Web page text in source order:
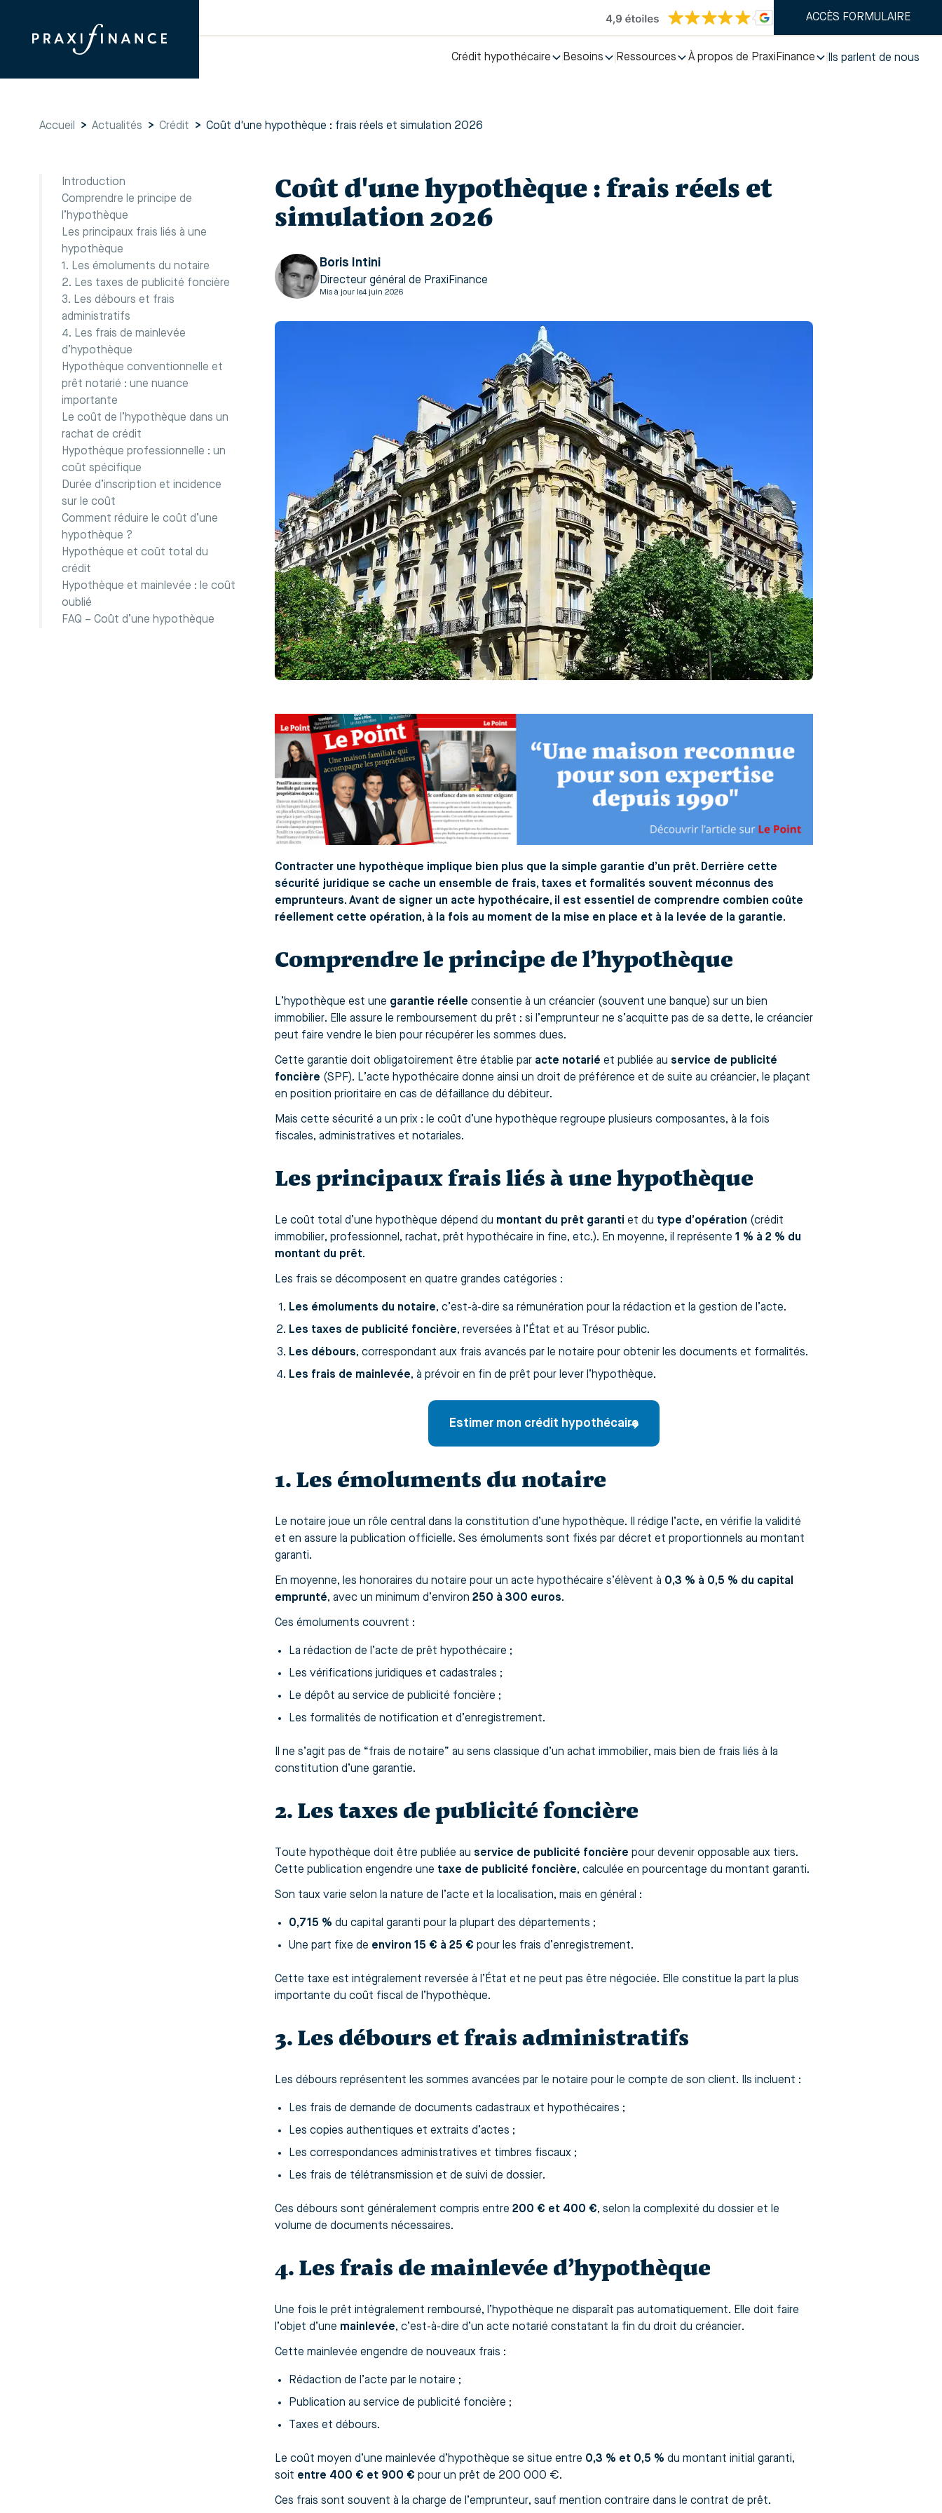
ACCÈS FORMULAIRE
Crédit hypothécaire Besoins Ressources À propos de PraxiFinance Ils parlent de nous
Accueil > Actualités > Crédit > Coût d'une hypothèque : frais réels et simulation 2026
Introduction
Comprendre le principe de
l’hypothèque
Les principaux frais liés à une
hypothèque
1. Les émoluments du notaire
2. Les taxes de publicité foncière
3. Les débours et frais
administratifs
4. Les frais de mainlevée
d’hypothèque
Hypothèque conventionnelle et
prêt notarié : une nuance
importante
Le coût de l’hypothèque dans un
rachat de crédit
Hypothèque professionnelle : un
coût spécifique
Durée d’inscription et incidence
sur le coût
Comment réduire le coût d’une
hypothèque ?
Hypothèque et coût total du
crédit
Hypothèque et mainlevée : le coût
oublié
FAQ – Coût d’une hypothèque
Coût d'une hypothèque : frais réels et
simulation 2026
Boris Intini
Directeur général de PraxiFinance
Mis à jour le4 juin 2026
Contracter une hypothèque implique bien plus que la simple garantie d’un prêt. Derrière cette
sécurité juridique se cache un ensemble de frais, taxes et formalités souvent méconnus des
emprunteurs. Avant de signer un acte hypothécaire, il est essentiel de comprendre combien coûte
réellement cette opération, à la fois au moment de la mise en place et à la levée de la garantie.
Comprendre le principe de l’hypothèque
L’hypothèque est une garantie réelle consentie à un créancier (souvent une banque) sur un bien
immobilier. Elle assure le remboursement du prêt : si l’emprunteur ne s’acquitte pas de sa dette, le créancier
peut faire vendre le bien pour récupérer les sommes dues.
Cette garantie doit obligatoirement être établie par acte notarié et publiée au service de publicité
foncière (SPF). L’acte hypothécaire donne ainsi un droit de préférence et de suite au créancier, le plaçant
en position prioritaire en cas de défaillance du débiteur.
Mais cette sécurité a un prix : le coût d’une hypothèque regroupe plusieurs composantes, à la fois
fiscales, administratives et notariales.
Les principaux frais liés à une hypothèque
Le coût total d’une hypothèque dépend du montant du prêt garanti et du type d’opération (crédit
immobilier, professionnel, rachat, prêt hypothécaire in fine, etc.). En moyenne, il représente 1 % à 2 % du
montant du prêt.
Les frais se décomposent en quatre grandes catégories :
Les émoluments du notaire, c’est-à-dire sa rémunération pour la rédaction et la gestion de l’acte.
Les taxes de publicité foncière, reversées à l’État et au Trésor public.
Les débours, correspondant aux frais avancés par le notaire pour obtenir les documents et formalités.
Les frais de mainlevée, à prévoir en fin de prêt pour lever l’hypothèque.
Estimer mon crédit hypothécaire
1. Les émoluments du notaire
Le notaire joue un rôle central dans la constitution d’une hypothèque. Il rédige l’acte, en vérifie la validité
et en assure la publication officielle. Ses émoluments sont fixés par décret et proportionnels au montant
garanti.
En moyenne, les honoraires du notaire pour un acte hypothécaire s’élèvent à 0,3 % à 0,5 % du capital
emprunté, avec un minimum d’environ 250 à 300 euros.
Ces émoluments couvrent :
La rédaction de l’acte de prêt hypothécaire ;
Les vérifications juridiques et cadastrales ;
Le dépôt au service de publicité foncière ;
Les formalités de notification et d’enregistrement.
Il ne s’agit pas de “frais de notaire” au sens classique d’un achat immobilier, mais bien de frais liés à la
constitution d’une garantie.
2. Les taxes de publicité foncière
Toute hypothèque doit être publiée au service de publicité foncière pour devenir opposable aux tiers.
Cette publication engendre une taxe de publicité foncière, calculée en pourcentage du montant garanti.
Son taux varie selon la nature de l’acte et la localisation, mais en général :
0,715 % du capital garanti pour la plupart des départements ;
Une part fixe de environ 15 € à 25 € pour les frais d’enregistrement.
Cette taxe est intégralement reversée à l’État et ne peut pas être négociée. Elle constitue la part la plus
importante du coût fiscal de l’hypothèque.
3. Les débours et frais administratifs
Les débours représentent les sommes avancées par le notaire pour le compte de son client. Ils incluent :
Les frais de demande de documents cadastraux et hypothécaires ;
Les copies authentiques et extraits d’actes ;
Les correspondances administratives et timbres fiscaux ;
Les frais de télétransmission et de suivi de dossier.
Ces débours sont généralement compris entre 200 € et 400 €, selon la complexité du dossier et le
volume de documents nécessaires.
4. Les frais de mainlevée d’hypothèque
Une fois le prêt intégralement remboursé, l’hypothèque ne disparaît pas automatiquement. Elle doit faire
l’objet d’une mainlevée, c’est-à-dire d’un acte notarié constatant la fin du droit du créancier.
Cette mainlevée engendre de nouveaux frais :
Rédaction de l’acte par le notaire ;
Publication au service de publicité foncière ;
Taxes et débours.
Le coût moyen d’une mainlevée d’hypothèque se situe entre 0,3 % et 0,5 % du montant initial garanti,
soit entre 400 € et 900 € pour un prêt de 200 000 €.
Ces frais sont souvent à la charge de l’emprunteur, sauf mention contraire dans le contrat de prêt.